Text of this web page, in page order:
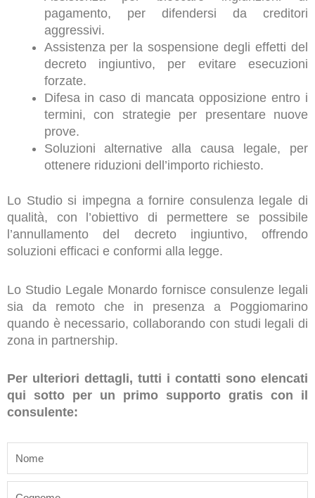
pagamento, per difendersi da creditori
aggressivi.
Assistenza per la sospensione degli effetti del
decreto ingiuntivo, per evitare esecuzioni
forzate.
Difesa in caso di mancata opposizione entro i
termini, con strategie per presentare nuove
prove.
Soluzioni alternative alla causa legale, per
ottenere riduzioni dell’importo richiesto.
Lo Studio si impegna a fornire consulenza legale di
qualità, con l’obiettivo di permettere se possibile
l’annullamento del decreto ingiuntivo, offrendo
soluzioni efficaci e conformi alla legge.
Lo Studio Legale Monardo fornisce consulenze legali
sia da remoto che in presenza a Poggiomarino
quando è necessario, collaborando con studi legali di
zona in partnership.
Per ulteriori dettagli, tutti i contatti sono elencati
qui sotto per un primo supporto gratis con il
consulente: